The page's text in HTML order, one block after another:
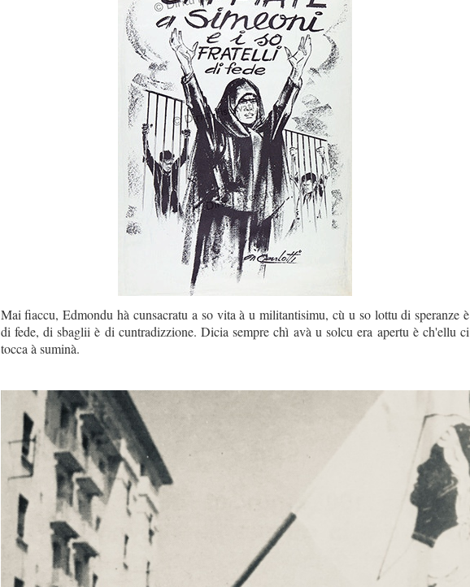
Mai fiaccu, Edmondu hà cunsacratu a so vita à u militantisimu, cù u so lottu di speranze è
di fede, di sbaglii è di cuntradizzione. Dicia sempre chì avà u solcu era apertu è ch'ellu ci
tocca à suminà.